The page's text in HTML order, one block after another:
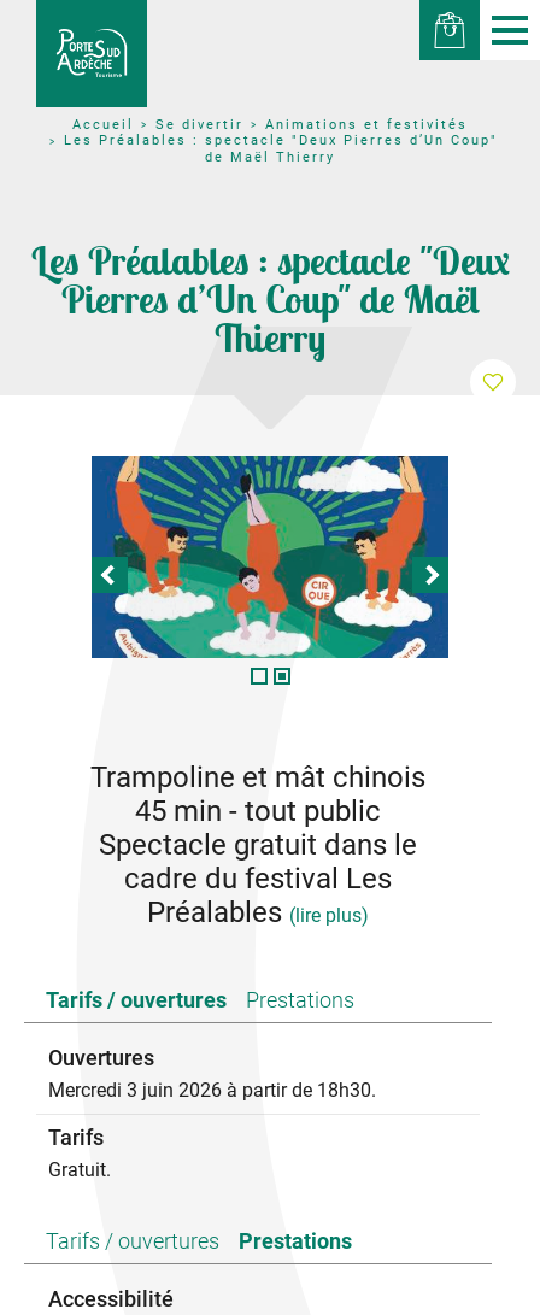
Accueil Se divertir
Animations et festivités
Les Préalables : spectacle "Deux Pierres d’Un Coup"
de Maël Thierry
Les Préalables : spectacle "Deux
Pierres d’Un Coup" de Maël
Thierry
Trampoline et mât chinois
45 min - tout public
Spectacle gratuit dans le
cadre du festival Les
Préalables (lire plus)
éclaireurs perdus dans un lieu fantaisiste. Entre un
camion, un trampoline et un mât chinois, ces
acrobates explorent et composent une étonnante
partition chorégraphique où le bond devient quête
d’identité. Guidés par la magie et la curiosité, ils ne
cherchent pas la réussite, mais l'expérience brute.
Dans ce terrain de jeu, l’entraide et l’altruisme
priment sur la performance. Bien qu’ils refusent
l’unité, c’est ensemble qu’ils font corps.
Artistes : Maël Thierry et Andréa Cutri
Technique : Pablo Fraile
Tarifs / ouvertures Prestations
Ouvertures
Mercredi 3 juin 2026 à partir de 18h30.
Tarifs
Gratuit.
Tarifs / ouvertures Prestations
Accessibilité